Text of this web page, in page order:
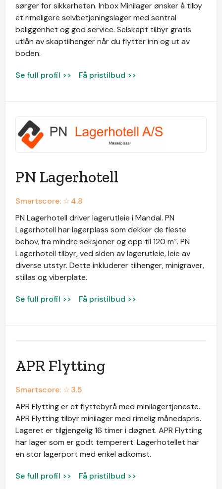
sørger for sikkerheten. Inbox Minilager ønsker å tilby
et rimeligere selvbetjeningslager med sentral
beliggenhet og god service. Selskapt tilbyr gratis
utlån av skaptilhenger når du flytter inn og ut av
boden.
Se full profil >> Få pristilbud >>
PN Lagerhotell
Smartscore: ☆4.8
PN Lagerhotell driver lagerutleie i Mandal. PN
Lagerhotell har lagerplass som dekker de fleste
behov, fra mindre seksjoner og opp til 120 m². PN
Lagerhotell tilbyr, ved siden av lagerutleie, leie av
diverse utstyr. Dette inkluderer tilhenger, minigraver,
stillas og viberplate.
Se full profil >> Få pristilbud >>
APR Flytting
Smartscore: ☆3.5
APR Flytting er et flyttebyrå med minilagertjeneste.
APR Flytting tilbyr minilager med rimelig månedspris.
Lageret er tilgjengelig 16 timer i døgnet. APR Flytting
har lager som er godt temperert. Lagerhotellet har
en stor lagerport med enkel adkomst.
Se full profil >> Få pristilbud >>